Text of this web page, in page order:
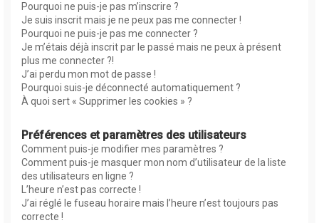
Pourquoi ne puis-je pas m’inscrire ?
Je suis inscrit mais je ne peux pas me connecter !
Pourquoi ne puis-je pas me connecter ?
Je m’étais déjà inscrit par le passé mais ne peux à présent
plus me connecter ?!
J’ai perdu mon mot de passe !
Pourquoi suis-je déconnecté automatiquement ?
À quoi sert « Supprimer les cookies » ?
Préférences et paramètres des utilisateurs
Comment puis-je modifier mes paramètres ?
Comment puis-je masquer mon nom d’utilisateur de la liste
des utilisateurs en ligne ?
L’heure n’est pas correcte !
J’ai réglé le fuseau horaire mais l’heure n’est toujours pas
correcte !